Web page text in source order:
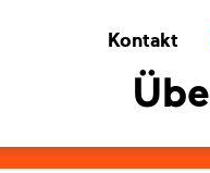
Kontakt